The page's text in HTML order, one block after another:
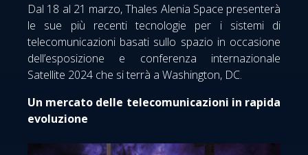
Dal 18 al 21 marzo, Thales Alenia Space presenterà
le sue più recenti tecnologie per i sistemi di
telecomunicazioni basati sullo spazio in occasione
dell’esposizione e conferenza internazionale
Satellite 2024 che si terrà a Washington, DC.
Un mercato delle telecomunicazioni in rapida
evoluzione